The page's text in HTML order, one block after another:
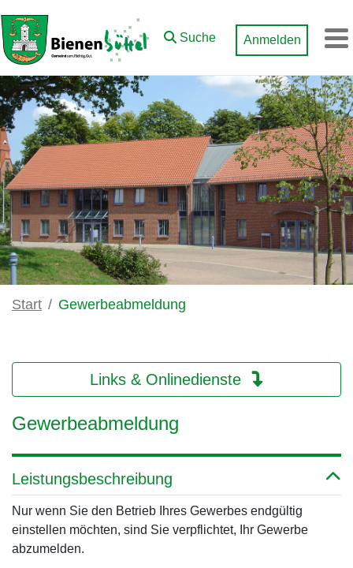
Zum Hauptinhalt springen
Suche Anmelden
Start Gewerbeabmeldung
Links & Onlinedienste
Gewerbeabmeldung
Leistungsbeschreibung
Nur wenn Sie den Betrieb Ihres Gewerbes endgültig
einstellen möchten, sind Sie verpflichtet, Ihr Gewerbe
abzumelden.